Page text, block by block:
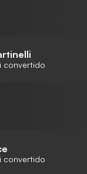
convertido
convertido